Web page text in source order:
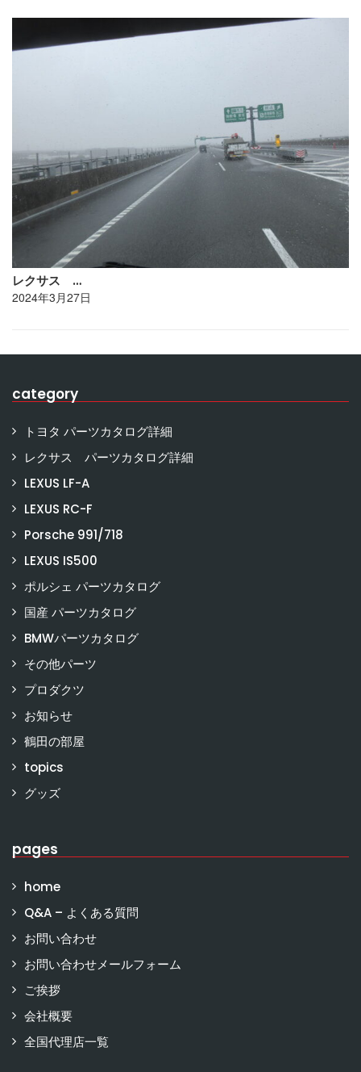
レクサス …
2024年3月27日
category
トヨタ パーツカタログ詳細
レクサス パーツカタログ詳細
LEXUS LF-A
LEXUS RC-F
Porsche 991/718
LEXUS IS500
ポルシェ パーツカタログ
国産 パーツカタログ
BMWパーツカタログ
その他パーツ
プロダクツ
お知らせ
鶴田の部屋
topics
グッズ
pages
home
Q&A – よくある質問
お問い合わせ
お問い合わせメールフォーム
ご挨拶
会社概要
全国代理店一覧